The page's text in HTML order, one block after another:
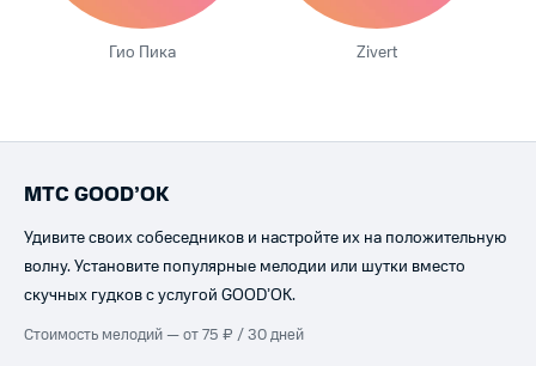
Гио Пика Zivert
МТС GOOD’OK
Удивите своих собеседников и настройте их на положительную
волну. Установите популярные мелодии или шутки вместо
скучных гудков с услугой GOOD’OK.
Стоимость мелодий — от 75 ₽ / 30 дней